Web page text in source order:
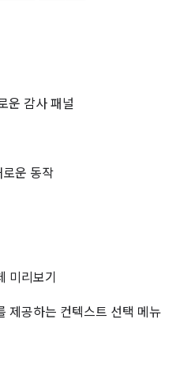
운 감사 패널
운 동작
미리보기
제공하는 컨텍스트 선택 메뉴